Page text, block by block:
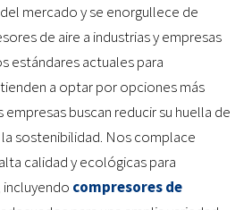
mercado y se enorgullece de
de aire a industrias y empresas
estándares actuales para
a optar por opciones más
buscan reducir su huella de
sostenibilidad. Nos complace
calidad y ecológicas para
compresores de